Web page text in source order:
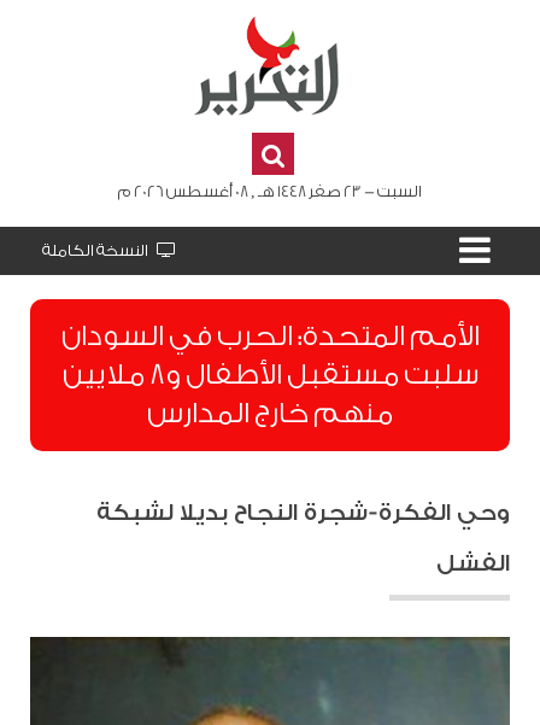
السبت - 23 صفر 1448 هـ , 08 أغسطس 2026 م
النسخة الكاملة
الأمم المتحدة: الحرب في السودان
سلبت مستقبل الأطفال و8 ملايين
منهم خارج المدارس
وحي الفكرة-شجرة النجاح بديلا لشبكة
الفشل